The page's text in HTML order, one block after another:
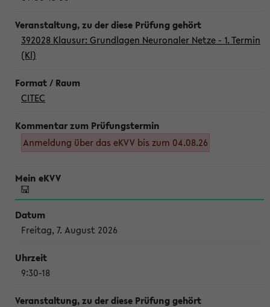
392028 Klausur: Grundlagen Neuronaler Netze - 1. Termin
(Kl)
CITEC
Anmeldung über das eKVV bis zum 04.08.26
Freitag, 7. August 2026
9:30-18